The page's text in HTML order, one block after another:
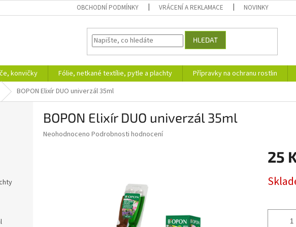
OBCHODNÍ PODMÍNKY VRÁCENÍ A REKLAMACE NOVINKY
HLEDAT
konvičky Fólie, netkané textílie, pytle a plachty Přípravky na ochranu rostlin
BOPON Elixír DUO univerzál 35ml
BOPON Elixír DUO univerzál 35ml
Průměrné
Neohodnoceno Podrobnosti hodnocení
25
cena: